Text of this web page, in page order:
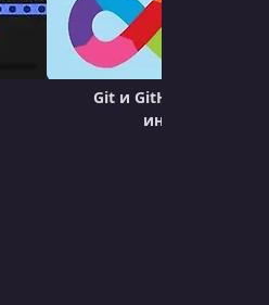
00:01:44
00:02:17
Git и GitHub для
инженеров